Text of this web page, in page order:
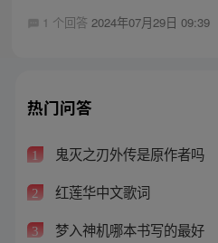
1 个回答 2024年07月29日 09:39
热门问答
1 鬼灭之刃外传是原作者吗
2 红莲华中文歌词
3 梦入神机哪本书写的最好